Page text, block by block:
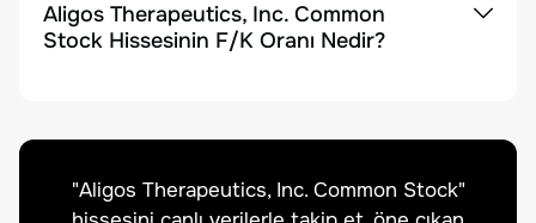
Aligos Therapeutics, Inc. Common
Stock Hissesinin F/K Oranı Nedir?
"Aligos Therapeutics, Inc. Common Stock"